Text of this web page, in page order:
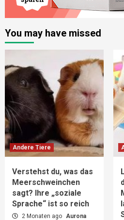
You may have missed
Andere Tiere
Verstehst du, was das
Meerschweinchen
sagt? Ihre „soziale
Sprache“ ist so reich
2 Monaten ago Aurona